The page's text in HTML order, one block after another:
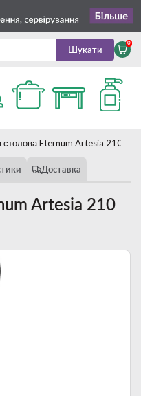
Шукати
0
столова Eternum Artesia 210 мм
Доставка
Artesia 210